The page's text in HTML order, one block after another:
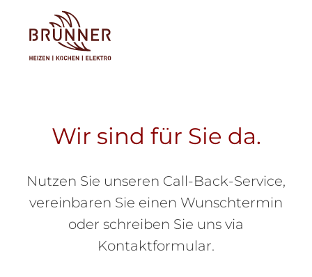
Wir sind für Sie da.
Nutzen Sie unseren Call-Back-Service,
vereinbaren Sie einen Wunschtermin
oder schreiben Sie uns via
Kontaktformular.